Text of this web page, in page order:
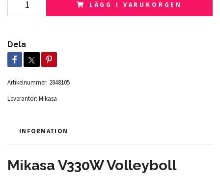
LÄGG I VARUKORGEN
Dela
Artikelnummer: 2848105
Leverantör: Mikasa
INFORMATION
Mikasa V330W Volleyboll